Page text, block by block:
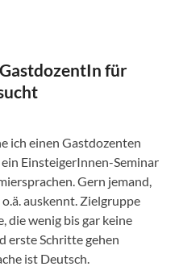
für
ich einen Gastdozenten
EinsteigerInnen-Seminar
Gern jemand,
auskennt. Zielgruppe
die wenig bis gar keine
erste Schritte gehen
ist Deutsch.